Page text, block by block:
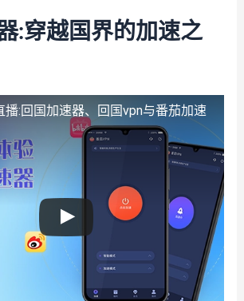
:穿越国界的加速之
:回国加速器、回国vpn与番茄加速